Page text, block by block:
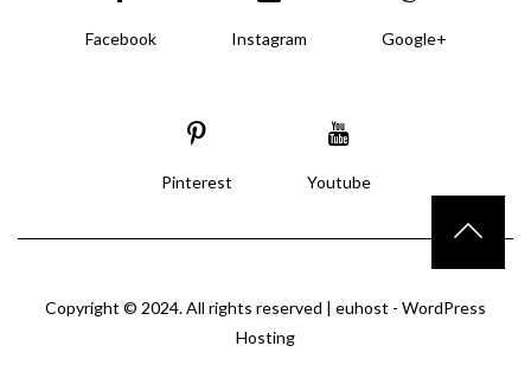
Facebook Instagram Google+
Pinterest Youtube
Copyright © 2024. All rights reserved | euhost - WordPress
Hosting